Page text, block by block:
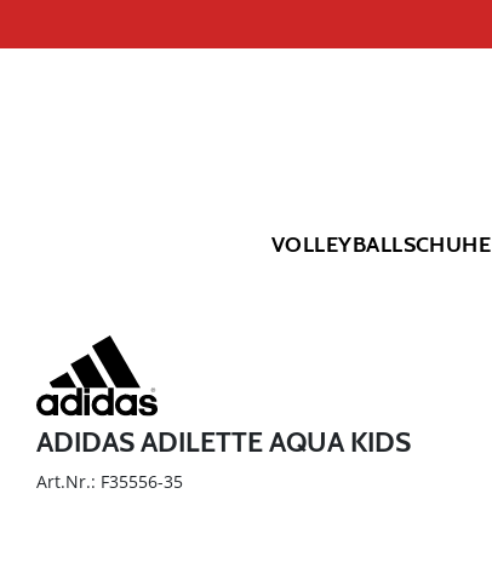
VOLLEYBALLSCHUHE
ADIDAS ADILETTE AQUA KIDS
Art.Nr.: F35556-35